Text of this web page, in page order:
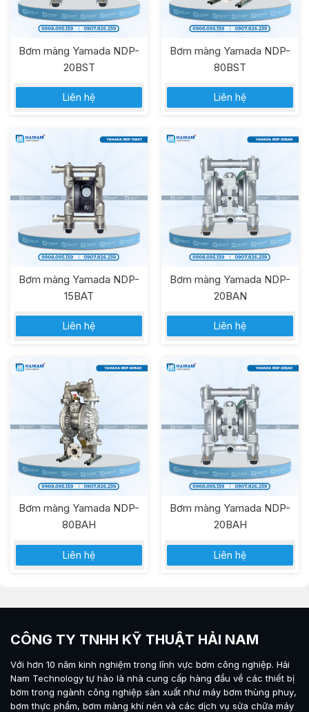
Bơm màng Yamada NDP-
20BST
Liên hệ
Bơm màng Yamada NDP-
80BST
Liên hệ
Bơm màng Yamada NDP-
15BAT
Liên hệ
Bơm màng Yamada NDP-
20BAN
Liên hệ
Bơm màng Yamada NDP-
80BAH
Liên hệ
Bơm màng Yamada NDP-
20BAH
Liên hệ
CÔNG TY TNHH KỸ THUẬT HẢI NAM
Với hơn 10 năm kinh nghiệm trong lĩnh vực bơm công nghiệp. Hải
Nam Technologytự hào là nhà cung cấp hàng đầu về các thiết bị
bơm trong ngành công nghiệp sản xuất như máy bơm thùng phuy,
bơm thực phẩm, bơm màng khí nén và các dịch vụ sửa chữa máy